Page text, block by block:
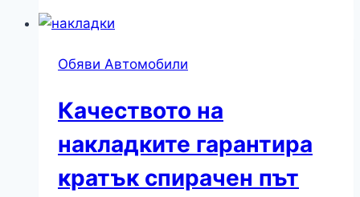
напомняния
съвети
закупуване
на
Обяви Автомобили
Качеството на
накладките гарантира
кратък спирачен път